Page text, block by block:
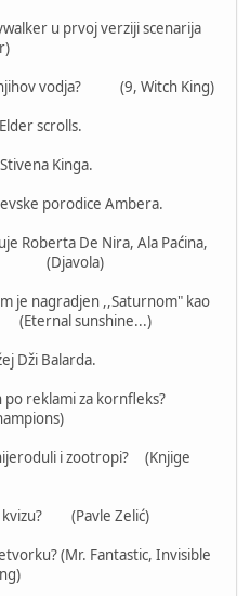
u prvoj verziji scenarija
njihov vodja? (9, Witch King)
Elder scrolls.
Kinga.
porodice Ambera.
Roberta De Nira, Ala Paćina,
(Djavola)
je nagradjen ,,Saturnom" kao
sunshine...)
Dži Balarda.
po reklami za kornfleks?
i zootropi? (Knjige
kvizu? (Pavle Zelić)
(Mr. Fantastic, Invisible